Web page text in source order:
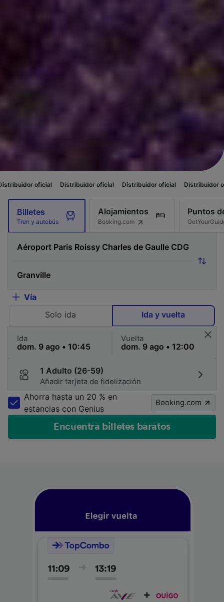
Distribuidor oficial Distribuidor oficial Distribuidor oficial
Billetes
Tren y autobús
Alojamientos
Booking.com
Puntos
Vía
Solo ida
Ida y vuelta
Ida Vuelta
1 Adulto (26-59)
Añadir tarjeta de fidelización
Ahorra hasta un 20 % en
estancias con Genius
Booking.com
Encuentra billetes baratos